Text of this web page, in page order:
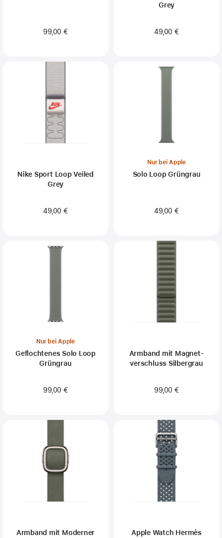
99,00 €
Grey
49,00 €
Nike Sport Loop Veiled
Grey
49,00 €
Nur bei Apple
Solo Loop Grüngrau
49,00 €
Nur bei Apple
Geflochtenes Solo Loop
Grüngrau
99,00 €
Armband mit Magnet­
verschluss Silbergrau
99,00 €
Armband mit Moderner Apple Watch Hermès